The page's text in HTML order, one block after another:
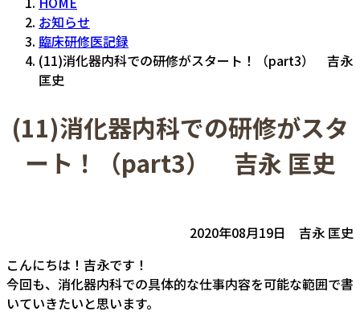
お知らせ
臨床研修医記録
(11)消化器内科での研修がスタート！（part3） 吉永
匡史
(11)消化器内科での研修がスタ
ート！（part3） 吉永 匡史
2020年08月19日 吉永 匡史
こんにちは！吉永です！
今回も、消化器内科での具体的な仕事内容を可能な範囲で書
いていきたいと思います。